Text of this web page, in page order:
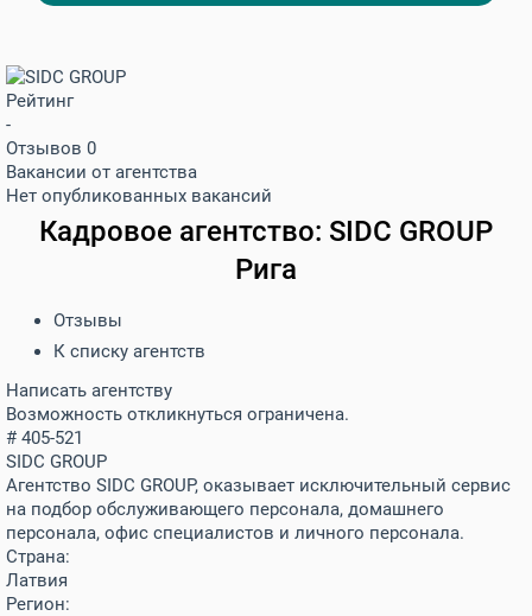
Рейтинг
-
Отзывов 0
Вакансии от агентства
Нет опубликованных вакансий
Кадровое агентство: SIDC GROUP
Рига
Отзывы
К списку агентств
Написать агентству
Возможность откликнуться ограничена.
# 405-521
SIDC GROUP
Агентство SIDC GROUP, оказывает исключительный сервис
на подбор обслуживающего персонала, домашнего
персонала, офис специалистов и личного персонала.
Страна:
Латвия
Регион: